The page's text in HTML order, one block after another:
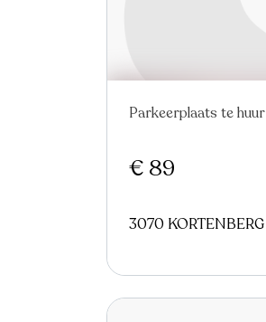
Nieuw
Parkeerplaats te huur
€ 89
3070 KORTENBERG